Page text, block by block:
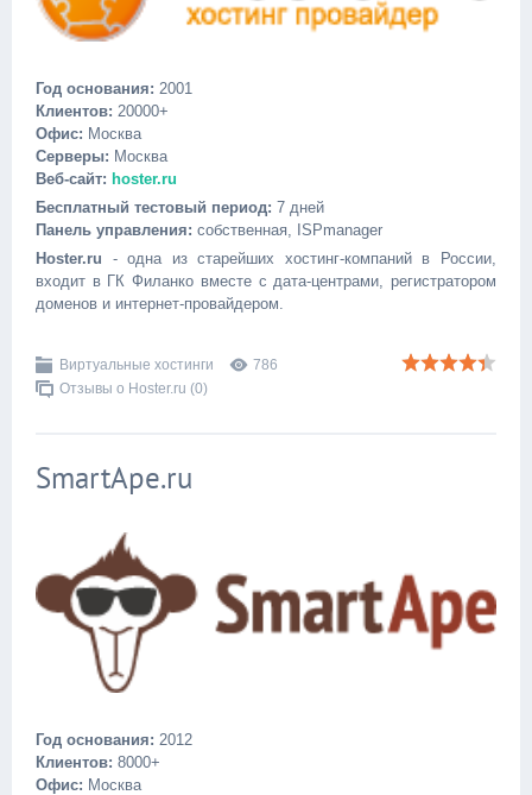
Год основания: 2001
Клиентов: 20000+
Офис: Москва
Серверы: Москва
Веб-сайт: hoster.ru
Бесплатный тестовый период: 7 дней
Панель управления: собственная, ISPmanager
Hoster.ru - одна из старейших хостинг-компаний в России,
входит в ГК Филанко вместе с дата-центрами, регистратором
доменов и интернет-провайдером.
Виртуальные хостинги
786
Отзывы о Hoster.ru (0)
SmartApe.ru
Год основания: 2012
Клиентов: 8000+
Офис: Москва